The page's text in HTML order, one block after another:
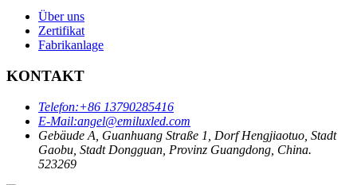
Über uns
Zertifikat
Fabrikanlage
KONTAKT
Telefon:+86 13790285416
E-Mail:angel@emiluxled.com
Gebäude A, Guanhuang Straße 1, Dorf Hengjiaotuo, Stadt
Gaobu, Stadt Dongguan, Provinz Guangdong, China.
523269